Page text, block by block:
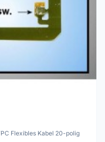
Flexibles Kabel 20-polig